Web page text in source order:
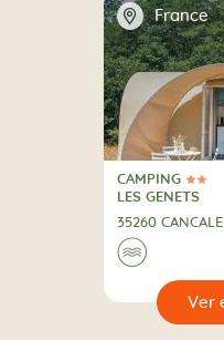
📍 France
2 Estrellas
CAMPING
CAMPING
LES GENETS
35260 CANCALE
🌊